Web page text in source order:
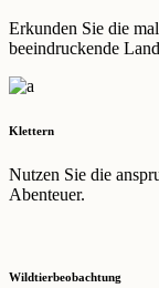
Erkunden Sie die
beeindruckende
Klettern
Nutzen Sie die
Abenteuer.
Wildtierbeobachtung